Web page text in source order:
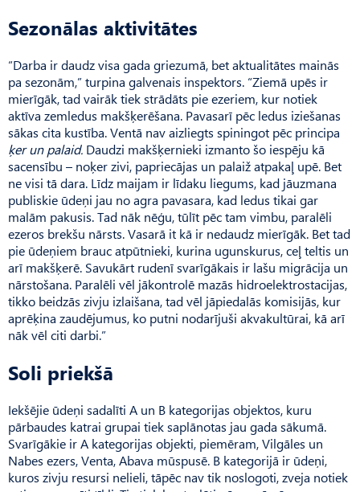
Sezonālas aktivitātes
“Darba ir daudz visa gada griezumā, bet aktualitātes mainās
pa sezonām,” turpina galvenais inspektors. “Ziemā upēs ir
mierīgāk, tad vairāk tiek strādāts pie ezeriem, kur notiek
aktīva zemledus makšķerēšana. Pavasarī pēc ledus iziešanas
sākas cita kustība. Ventā nav aizliegts spiningot pēc principa
ķer un palaid. Daudzi makšķernieki izmanto šo iespēju kā
sacensību – noķer zivi, papriecājas un palaiž atpakaļ upē. Bet
ne visi tā dara. Līdz maijam ir līdaku liegums, kad jāuzmana
publiskie ūdeņi jau no agra pavasara, kad ledus tikai gar
malām pakusis. Tad nāk nēģu, tūlīt pēc tam vimbu, paralēli
ezeros brekšu nārsts. Vasarā it kā ir nedaudz mierīgāk. Bet tad
pie ūdeņiem brauc atpūtnieki, kurina ugunskurus, ceļ teltis un
arī makšķerē. Savukārt rudenī svarīgākais ir lašu migrācija un
nārstošana. Paralēli vēl jākontrolē mazās hidroelektrostacijas,
tikko beidzās zivju izlaišana, tad vēl jāpiedalās komisijās, kur
aprēķina zaudējumus, ko putni nodarījuši akvakultūrai, kā arī
nāk vēl citi darbi.”
Soli priekšā
Iekšējie ūdeņi sadalīti A un B kategorijas objektos, kuru
pārbaudes katrai grupai tiek saplānotas jau gada sākumā.
Svarīgākie ir A kategorijas objekti, piemēram, Vilgāles un
Nabes ezers, Venta, Abava mūspusē. B kategorijā ir ūdeņi,
kuros zivju resursi nelieli, tāpēc nav tik noslogoti, zveja notiek